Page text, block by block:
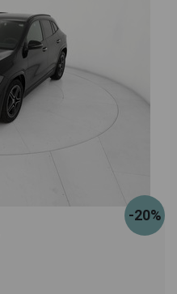
-20%